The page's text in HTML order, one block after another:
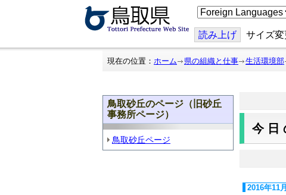
こ
の
ジ
を
翻
読み上げ サイズ変
現在の位置： ホーム 県の組織と仕事 生活環境部
鳥取砂丘のページ（旧砂丘
事務所ページ）
鳥取砂丘ページ
今日
2016年11